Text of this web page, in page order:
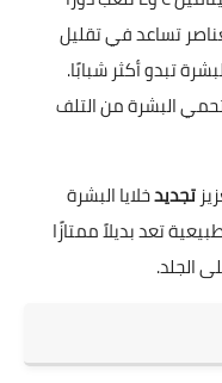
تساعد في تقليل
تبدو أكثر شبابًا.
البشرة من التلف
تجديدخلايا البشرة
تعد بديلاً ممتازًا
الجلد.